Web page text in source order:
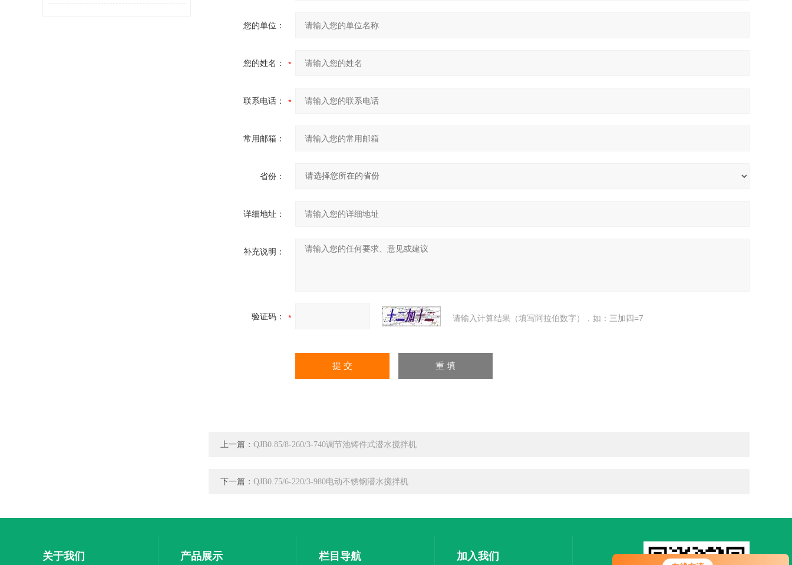
您的单位：
您的姓名：
联系电话：
常用邮箱：
省份：
详细地址：
补充说明：
验证码： 请输入计算结果（填写阿拉伯数字），如：三加四=7
上一篇： QJB0.85/8-260/3-740调节池铸件式潜水搅拌机
下一篇： QJB0.75/6-220/3-980电动不锈钢潜水搅拌机
关于我们 产品展示 栏目导航 加入我们